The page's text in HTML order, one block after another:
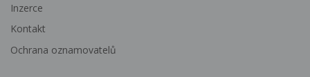
Inzerce
Kontakt
Ochrana oznamovatelů